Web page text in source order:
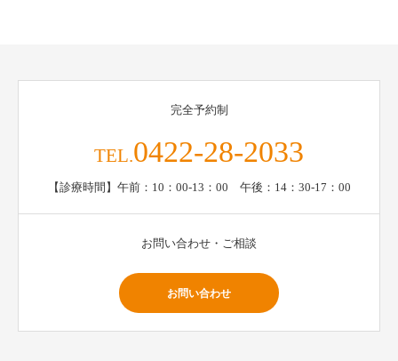
完全予約制
TEL.0422-28-2033
【診療時間】午前：10：00-13：00 午後：14：30-17：00
お問い合わせ・ご相談
お問い合わせ